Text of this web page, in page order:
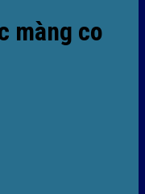
màng co